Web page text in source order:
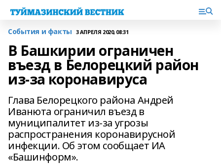
События и факты 3 АПРЕЛЯ 2020, 08:31
В Башкирии ограничен
въезд в Белорецкий район
из-за коронавируса
Глава Белорецкого района Андрей
Иванюта ограничил въезд в
муниципалитет из-за угрозы
распространения коронавирусной
инфекции. Об этом сообщает ИА
«Башинформ».